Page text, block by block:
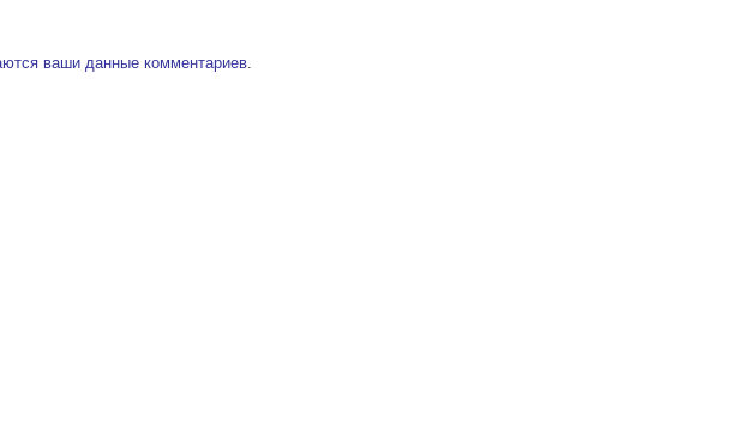
ваши данные комментариев